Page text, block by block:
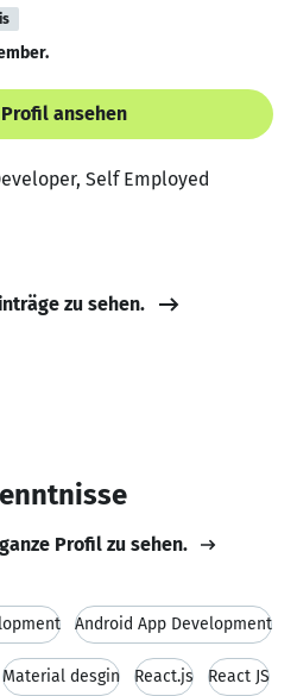
Profil ansehen
Self Employed
zu sehen.
Profil zu sehen.
Android App Development
Material desgin React.js React JS